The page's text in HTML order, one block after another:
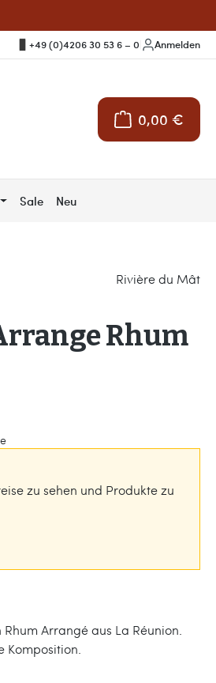
+49 (0)4206 30 53 6 – 0 Anmelden
0,00 €
Warenkorb
Sale Neu
Rivière du Mât
Rhum
zu sehen und Produkte zu
Arrangé aus La Réunion.
Komposition.